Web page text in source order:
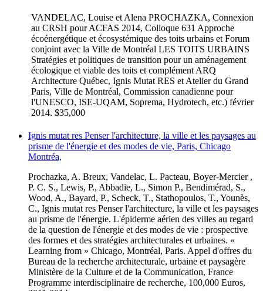
VANDELAC, Louise et Alena PROCHAZKA, Connexion
au CRSH pour ACFAS 2014, Colloque 631 Approche
écoénergétique et écosystémique des toits urbains et Forum
conjoint avec la Ville de Montréal LES TOITS URBAINS
Stratégies et politiques de transition pour un aménagement
écologique et viable des toits et complément ARQ
Architecture Québec, Ignis Mutat RES et Atelier du Grand
Paris, Ville de Montréal, Commission canadienne pour
l'UNESCO, ISE-UQAM, Soprema, Hydrotech, etc.) février
2014. $35,000
Ignis mutat res Penser l'architecture, la ville et les paysages au
prisme de l'énergie et des modes de vie, Paris, Chicago
Montréa,
Prochazka, A. Breux, Vandelac, L. Pacteau, Boyer-Mercier ,
P. C. S., Lewis, P., Abbadie, L., Simon P., Bendimérad, S.,
Wood, A., Bayard, P., Scheck, T., Stathopoulos, T., Younès,
C., Ignis mutat res Penser l'architecture, la ville et les paysages
au prisme de l'énergie. L'épiderme aérien des villes au regard
de la question de l'énergie et des modes de vie : prospective
des formes et des stratégies architecturales et urbaines. «
Learning from » Chicago, Montréal, Paris. Appel d'offres du
Bureau de la recherche architecturale, urbaine et paysagère
Ministère de la Culture et de la Communication, France
Programme interdisciplinaire de recherche, 100,000 Euros,